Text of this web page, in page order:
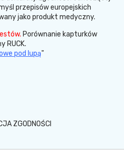
przepisów europejskich
jako produkt medyczny.
Porównanie kapturków
RUCK.
pod lupą"
ZGODNOŚCI